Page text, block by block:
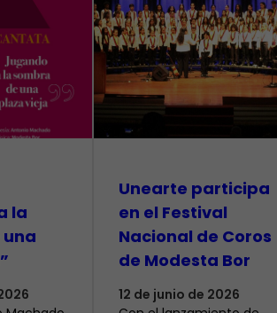
la
Unearte participa
en el Festival
Nacional de Coros
de Modesta Bor
12 de junio de 2026